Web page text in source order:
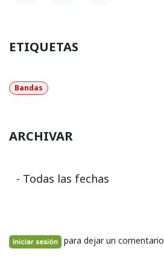
ETIQUETAS
Bandas
ARCHIVAR
Iniciar sesión para dejar un comentario